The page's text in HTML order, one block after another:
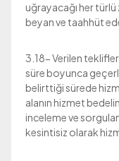
uğrayacağı her türlü
beyan ve taahhüt
3.18- Verilen
süre boyunca geçerli
belirttiği sürede
alanın hizmet
inceleme ve
kesintisiz olarak